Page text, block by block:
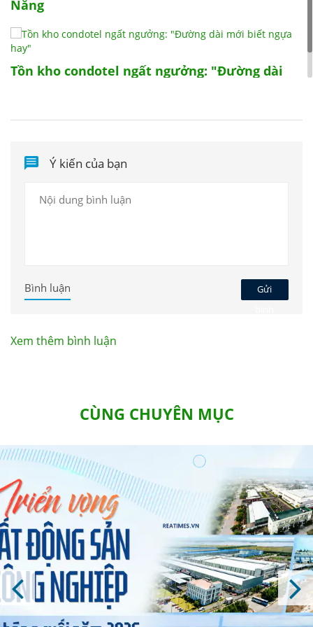
Nẵng
Tồn kho condotel ngất ngưởng: "Đường dài
Ý kiến của bạn
Gửi
Bình luận
Xem thêm bình luận
CÙNG CHUYÊN MỤC